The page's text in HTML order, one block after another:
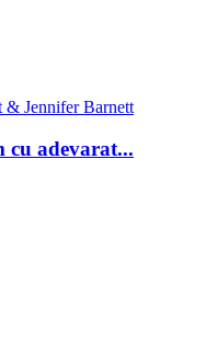
Jennifer Barnett
cu adevarat...